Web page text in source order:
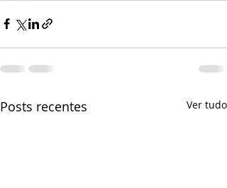
Posts recentes Ver tudo